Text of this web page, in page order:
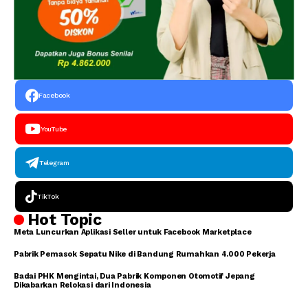
Facebook
YouTube
Telegram
TikTok
Hot Topic
Meta Luncurkan Aplikasi Seller untuk Facebook Marketplace
Pabrik Pemasok Sepatu Nike di Bandung Rumahkan 4.000 Pekerja
Badai PHK Mengintai, Dua Pabrik Komponen Otomotif Jepang
Dikabarkan Relokasi dari Indonesia